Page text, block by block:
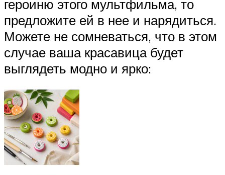
героиню этого мультфильма, то
предложите ей в нее и нарядиться.
Можете не сомневаться, что в этом
случае ваша красавица будет
выглядеть модно и ярко: